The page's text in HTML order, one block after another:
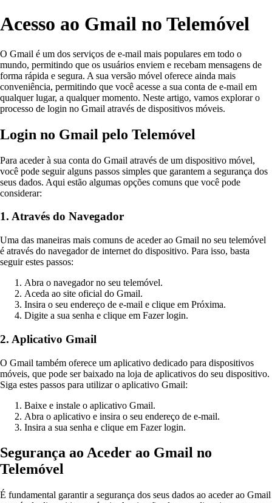
Acesso ao Gmail no Telemóvel
O Gmail é um dos serviços de e-mail mais populares em todo o
mundo, permitindo que os usuários enviem e recebam mensagens de
forma rápida e segura. A sua versão móvel oferece ainda mais
conveniência, permitindo que você acesse a sua conta de e-mail em
qualquer lugar, a qualquer momento. Neste artigo, vamos explorar o
processo de login no Gmail através de dispositivos móveis.
Login no Gmail pelo Telemóvel
Para aceder à sua conta do Gmail através de um dispositivo móvel,
você pode seguir alguns passos simples que garantem a segurança dos
seus dados. Aqui estão algumas opções comuns que você pode
considerar:
1. Através do Navegador
Uma das maneiras mais comuns de aceder ao Gmail no seu telemóvel
é através do navegador de internet do dispositivo. Para isso, basta
seguir estes passos:
Abra o navegador no seu telemóvel.
Aceda ao site oficial do Gmail.
Insira o seu endereço de e-mail e clique em Próxima.
Digite a sua senha e clique em Fazer login.
2. Aplicativo Gmail
O Gmail também oferece um aplicativo dedicado para dispositivos
móveis, que pode ser baixado na loja de aplicativos do seu dispositivo.
Siga estes passos para utilizar o aplicativo Gmail:
Baixe e instale o aplicativo Gmail.
Abra o aplicativo e insira o seu endereço de e-mail.
Insira a sua senha e clique em Fazer login.
Segurança ao Aceder ao Gmail no
Telemóvel
É fundamental garantir a segurança dos seus dados ao aceder ao Gmail